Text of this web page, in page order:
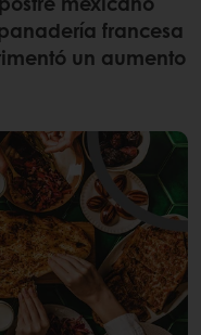
francesa
un aumento